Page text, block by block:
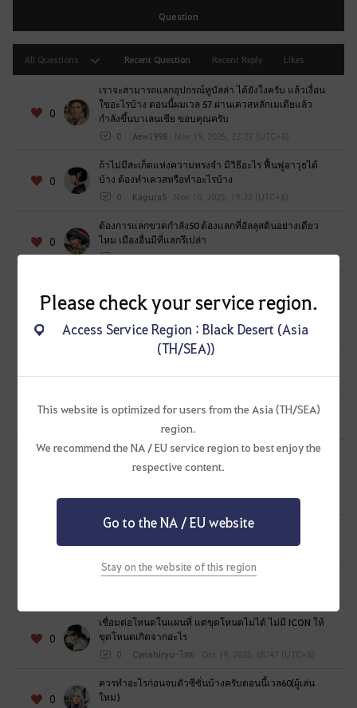
e
r
l
o
g
g
i
n
g
i
n
.
W
o
d
y
o
i
k
e
t
o
l
o
g
i
n
w
?
Question
Recent Question Recent Reply Likes
All Questions
0
เราจะสามารถแลกอุปกรณ์ทูบัลล่า ได้ยังใงครับ แล้วเงื่อน
ใขอะไรบ้าง ตอนนี้ผมเวล 57 ผ่านเควสหลักเมเดียแล้ว
กำลังขึ้นบาเลนเซีย ขอบคุณครับ
0 Aew1998 Nov 19, 2025, 22:27 (UTC+8)
0
ถ้าไม่มีสะเก็ดแห่งความทรงจำ มีวิธีอะไร ฟื้นฟูอาวุธได้
บ้าง ต้องทำเควสหรือทำอะไรบ้าง
0 KaguraS Nov 10, 2025, 19:22 (UTC+8)
0
ต้องการแลกขวดกำลัง50 ต้องแลกที่อัลลุสตินอย่างเดียว
ไหม เมืองอื่นมีที่แลกรึเปล่า
1 IMBEYO Nov 10, 2025, 18:57 (UTC+8)
0
คนงานอะไรบ้างถึงเร็วที่สุด ดีที่สุด สกิลคนงานอะไรส่งผล
ให้ทำงานได้ไวขึ้นหรือได้รับของมากขึ้น
0 Cynshiryu-ไทย Nov 10, 2025, 01:23 (UTC+8)
0 Vignete Oct 30, 2025, 01:25 (UTC+8)
0
ใบแลกเปลี่ยนอุปกรณ์บอส ใช้ยังไงครับ
EmNOVA-SEA
why i can't repair max durability tuvala with time-
filled black stone, and exchange tuvala set with
0 Baygone Oct 25, 2025, 17:07 (UTC+8)
ผมเผลอขายของนารุไปทำไงได้บ้างครับ(ขอบคุณครับ)
0 KiTT6244 Oct 20, 2025, 19:45 (UTC+8)
ปุ่มเออร์เวียไม่มีให้กดทำไง
0
เชื่อมต่อโหนดในแผนที่ แต่ขุดโหนดไม่ได้ ไม่มี ICON ให้
ขุดโหนดเกิดจากอะไร
0 Cynshiryu-ไทย Oct 19, 2025, 05:47 (UTC+8)
0
ควรทำอะไรก่อนจบตัวซีซั่นบ้างครับตอนนี้เวล60(ผู้เล่น
ใหม่)
Please check your service region.
Access Service Region : Black Desert (Asia
(TH/SEA))
This website is optimized for users from the Asia (TH/SEA)
region.
We recommend the NA / EU service region to best enjoy the
respective content.
Go to the NA / EU website
Stay on the website of this region